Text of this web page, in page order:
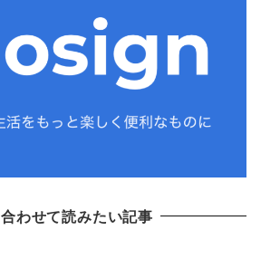
合わせて読みたい記事